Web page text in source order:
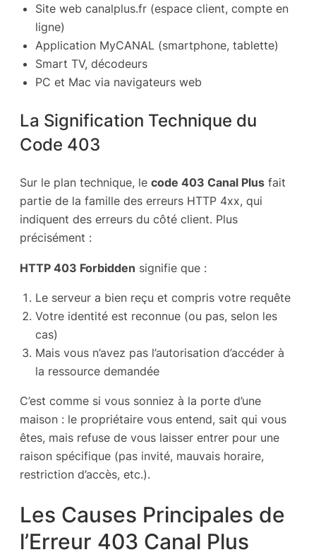
Site web canalplus.fr (espace client, compte en
ligne)
Application MyCANAL (smartphone, tablette)
Smart TV, décodeurs
PC et Mac via navigateurs web
La Signification Technique du
Code 403
Sur le plan technique, le code 403 Canal Plus fait
partie de la famille des erreurs HTTP 4xx, qui
indiquent des erreurs du côté client. Plus
précisément :
HTTP 403 Forbidden signifie que :
Le serveur a bien reçu et compris votre requête
Votre identité est reconnue (ou pas, selon les
cas)
Mais vous n’avez pas l’autorisation d’accéder à
la ressource demandée
C’est comme si vous sonniez à la porte d’une
maison : le propriétaire vous entend, sait qui vous
êtes, mais refuse de vous laisser entrer pour une
raison spécifique (pas invité, mauvais horaire,
restriction d’accès, etc.).
Les Causes Principales de
l’Erreur 403 Canal Plus